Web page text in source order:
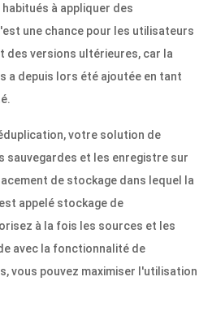
à appliquer des
une chance pour les utilisateurs
des versions ultérieures, car la
a depuis lors été ajoutée en tant
votre solution de
sauvegardes et les enregistre sur
de stockage dans lequel la
appelé stockage de
à la fois les sources et les
avec la fonctionnalité de
vous pouvez maximiser l'utilisation